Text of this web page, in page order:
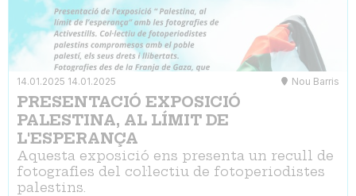
14.01.2025 14.01.2025 Nou Barris
PRESENTACIÓ EXPOSICIÓ
PALESTINA, AL LÍMIT DE
L'ESPERANÇA
Aquesta exposició ens presenta un recull de
fotografies del col·lectiu de fotoperiodistes
palestins.